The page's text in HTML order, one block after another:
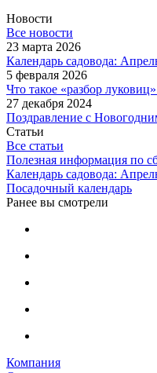
Новости
Все новости
23 марта 2026
Календарь садовода:
5 февраля 2026
Что такое «разбор
27 декабря 2024
Поздравление с
Статьи
Все статьи
Полезная информация по
Календарь садовода:
Посадочный календарь
Ранее вы смотрели
Компания